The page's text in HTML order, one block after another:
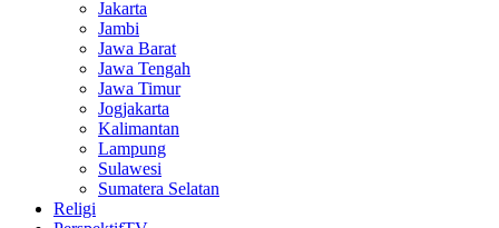
Jakarta
Jambi
Jawa Barat
Jawa Tengah
Jawa Timur
Jogjakarta
Kalimantan
Lampung
Sulawesi
Sumatera Selatan
Religi